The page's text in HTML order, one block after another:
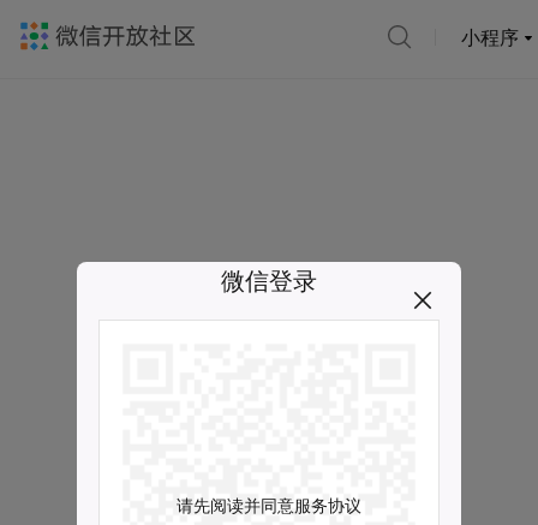
小程序
微信登录
请先阅读并同意服务协议